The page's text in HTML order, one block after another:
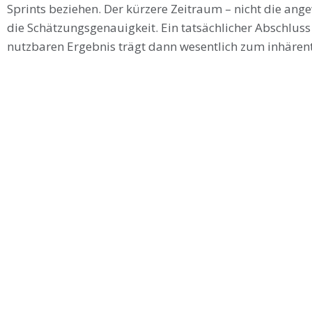
Sprints beziehen. Der kürzere Zeitraum – nicht die
die Schätzungsgenauigkeit. Ein tatsächlicher
nutzbaren Ergebnis trägt dann wesentlich zum